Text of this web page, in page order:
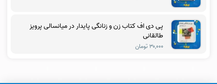
پی دی اف کتاب زن و زنانگی پایدار در میانسالی پرویز
طالقانی
۳۰,۰۰۰ تومان